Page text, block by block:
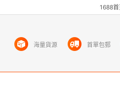
海量貨源 首單包郵